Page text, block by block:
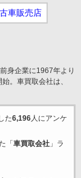
車販売店
身企業に1967年より
。車買取会社は、
た6,196人にアンケ
「 車買取会社」ラ